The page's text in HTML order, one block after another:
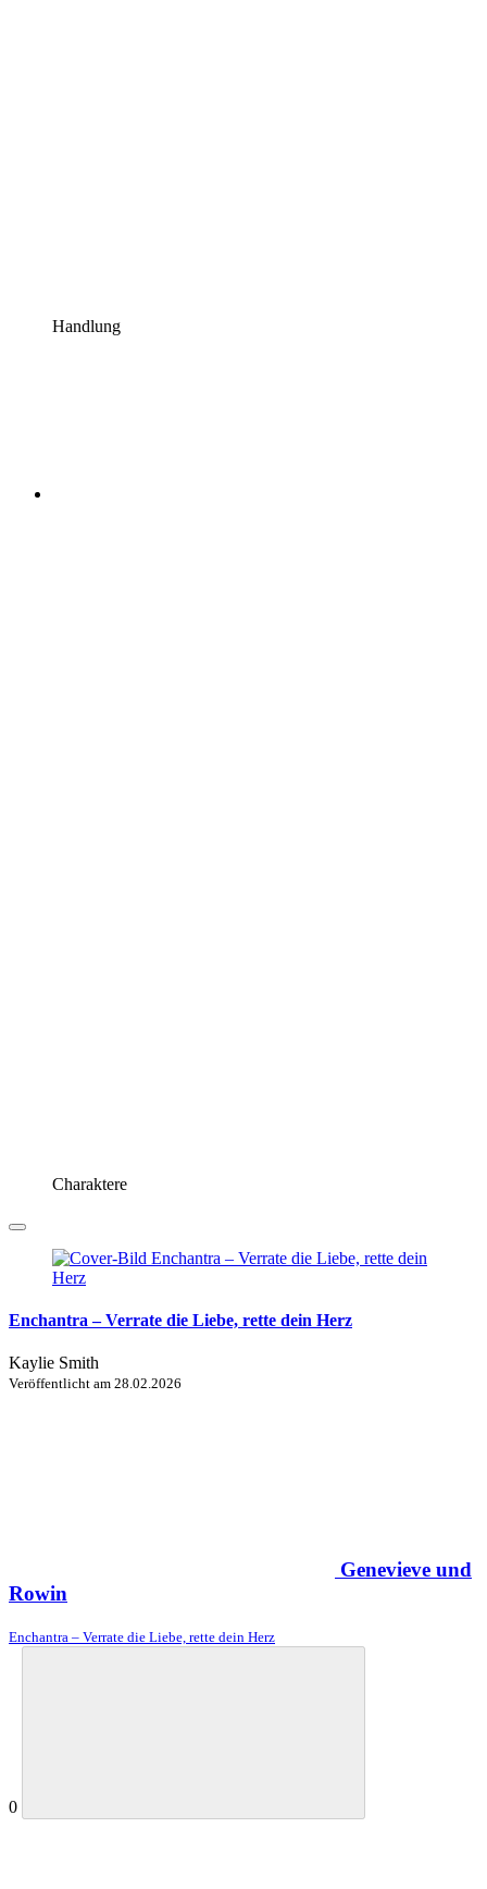
Handlung
Charaktere
Enchantra – Verrate die Liebe, rette dein Herz
Kaylie Smith
Veröffentlicht am 28.02.2026
Genevieve und
Rowin
Enchantra – Verrate die Liebe, rette dein Herz
0